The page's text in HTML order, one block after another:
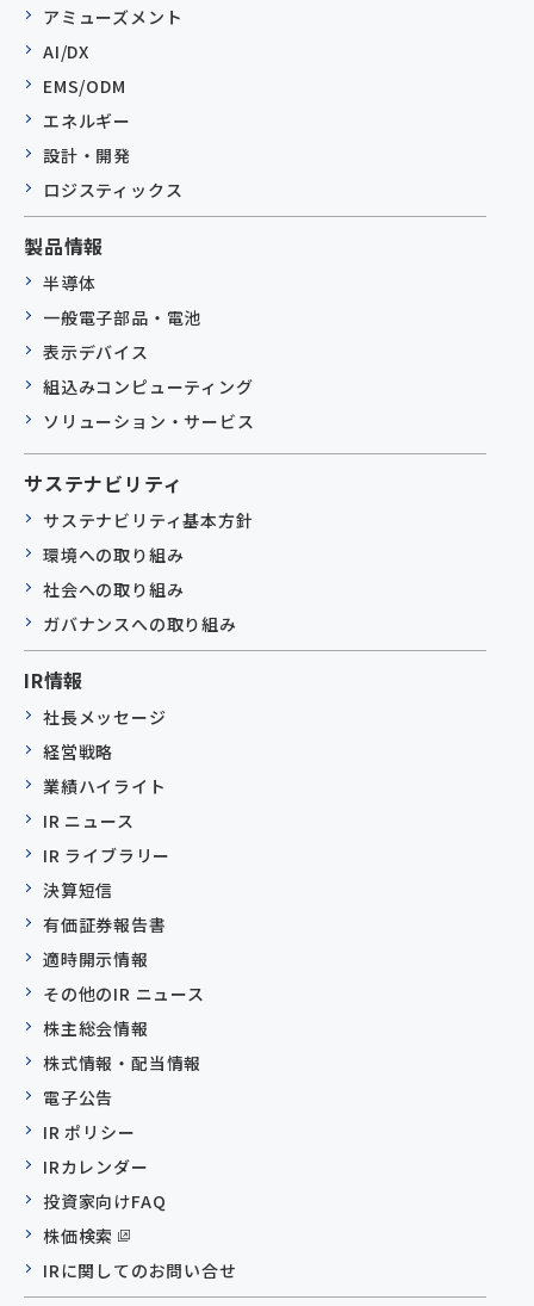
アミューズメント
AI/DX
EMS/ODM
エネルギー
設計・開発
ロジスティックス
製品情報
半導体
一般電子部品・電池
表示デバイス
組込みコンピューティング
ソリューション・サービス
サステナビリティ
サステナビリティ基本方針
環境への取り組み
社会への取り組み
ガバナンスへの取り組み
IR情報
社長メッセージ
経営戦略
業績ハイライト
IR ニュース
IR ライブラリー
決算短信
有価証券報告書
適時開示情報
その他のIR ニュース
株主総会情報
株式情報・配当情報
電子公告
IR ポリシー
IRカレンダー
投資家向けFAQ
株価検索
IRに関してのお問い合せ